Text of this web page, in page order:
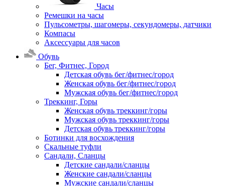
Часы
Ремешки на часы
Пульсометры, шагомеры, секундомеры, датчики
Компасы
Аксессуары для часов
Обувь
Бег, Фитнес, Город
Детская обувь бег/фитнес/город
Женская обувь бег/фитнес/город
Мужская обувь бег/фитнес/город
Треккинг, Горы
Женская обувь треккинг/горы
Мужская обувь треккинг/горы
Детская обувь треккинг/горы
Ботинки для восхождения
Скальные туфли
Сандали, Сланцы
Детские сандали/сланцы
Женские сандали/сланцы
Мужские сандали/сланцы